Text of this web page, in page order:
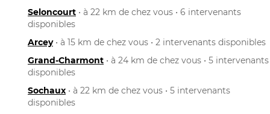
Seloncourt • à 22 km de chez vous • 6 intervenants
disponibles
Arcey• à 15 km de chez vous • 2 intervenants disponibles
Grand-Charmont • à 24 km de chez vous • 5 intervenants
disponibles
Sochaux • à 22 km de chez vous • 5 intervenants
disponibles